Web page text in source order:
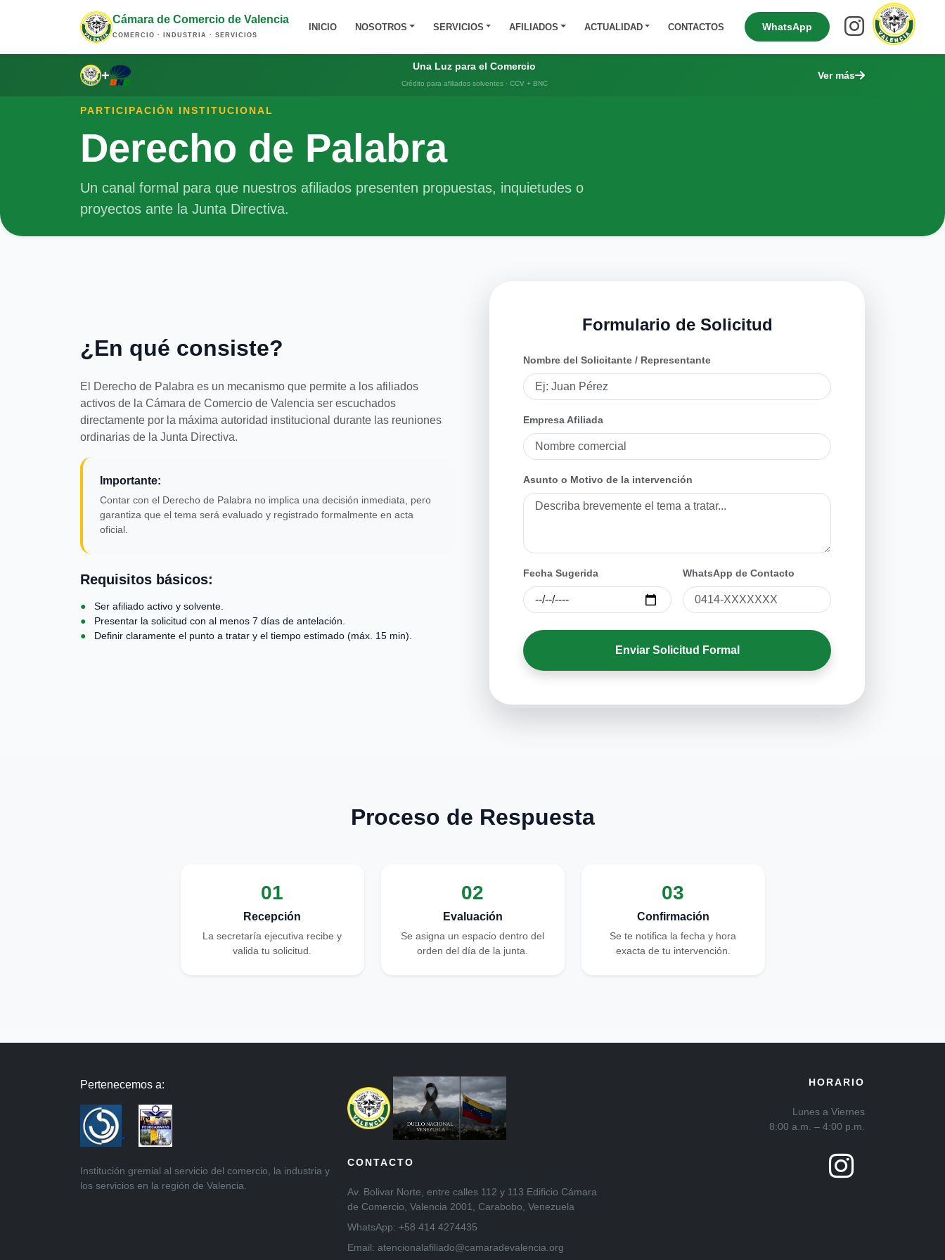
Cámara de Comercio de Valencia
COMERCIO · INDUSTRIA · SERVICIOS
INICIO NOSOTROS SERVICIOS AFILIADOS ACTUALIDAD CONTACTOS WhatsApp
+
Una Luz para el Comercio
Crédito para afiliados solventes · CCV + BNC
Ver más
PARTICIPACIÓN INSTITUCIONAL
Derecho de Palabra
Un canal formal para que nuestros afiliados presenten propuestas, inquietudes o
proyectos ante la Junta Directiva.
¿En qué consiste?
El Derecho de Palabra es un mecanismo que permite a los afiliados
activos de la Cámara de Comercio de Valencia ser escuchados
directamente por la máxima autoridad institucional durante las reuniones
ordinarias de la Junta Directiva.
Importante:
Contar con el Derecho de Palabra no implica una decisión inmediata, pero
garantiza que el tema será evaluado y registrado formalmente en acta
oficial.
Requisitos básicos:
●
Ser afiliado activo y solvente.
●
Presentar la solicitud con al menos 7 días de antelación.
●
Definir claramente el punto a tratar y el tiempo estimado (máx. 15 min).
Formulario de Solicitud
Nombre del Solicitante / Representante
Empresa Afiliada
Asunto o Motivo de la intervención
Fecha Sugerida WhatsApp de Contacto
Enviar Solicitud Formal
Proceso de Respuesta
01
Recepción
La secretaría ejecutiva recibe y
valida tu solicitud.
02
Evaluación
Se asigna un espacio dentro del
orden del día de la junta.
03
Confirmación
Se te notifica la fecha y hora
exacta de tu intervención.
Pertenecemos a:
Institución gremial al servicio del comercio, la industria y
los servicios en la región de Valencia.
CONTACTO
Av. Bolivar Norte, entre calles 112 y 113 Edificio Cámara
de Comercio, Valencia 2001, Carabobo, Venezuela
WhatsApp: +58 414 4274435
Email: atencionalafiliado@camaradevalencia.org
HORARIO
Lunes a Viernes
8:00 a.m. – 4:00 p.m.